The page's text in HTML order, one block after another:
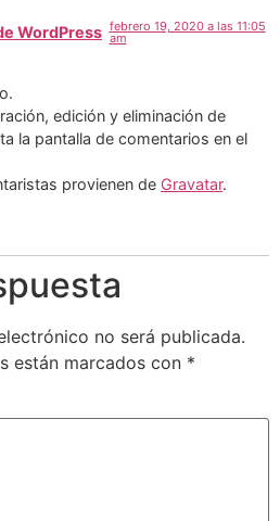
WordPress febrero 19, 2020 a las 11:05
am
edición y eliminación de
la pantalla de comentarios en el
provienen de Gravatar.
no será publicada.
están marcados con *